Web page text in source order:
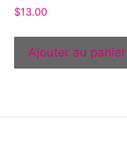
$13.00
Ajouter au panier